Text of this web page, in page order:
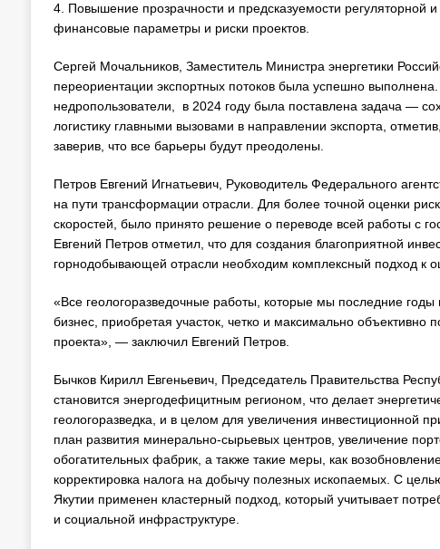
4. Повышение прозрачности и предсказуемости регуляторной
финансовые параметры и риски проектов.
Сергей Мочальников, Заместитель Министра энергетики
переориентации экспортных потоков была успешно
недропользователи, в 2024 году была поставлена задача —
логистику главными вызовами в направлении экспорта,
заверив, что все барьеры будут преодолены.
Петров Евгений Игнатьевич, Руководитель Федерального
на пути трансформации отрасли. Для более точной оценки
скоростей, было принято решение о переводе всей работы с
Евгений Петров отметил, что для создания благоприятной
горнодобывающей отрасли необходим комплексный подход к
«Все геологоразведочные работы, которые мы последние
бизнес, приобретая участок, четко и максимально
проекта», — заключил Евгений Петров.
Бычков Кирилл Евгеньевич, Председатель Правительства
становится энергодефицитным регионом, что делает
геологоразведка, и в целом для увеличения инвестиционной
план развития минерально-сырьевых центров, увеличение
обогатительных фабрик, а также такие меры, как
корректировка налога на добычу полезных ископаемых. С
Якутии применен кластерный подход, который учитывает
и социальной инфраструктуре.